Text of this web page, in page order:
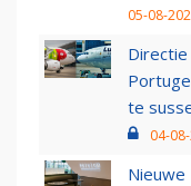
05-08-
te
04-
Nieuwe